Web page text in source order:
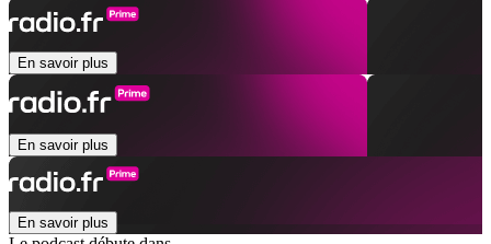
En savoir plus
En savoir plus
En savoir plus